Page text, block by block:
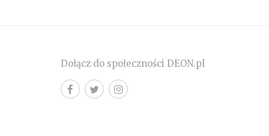
Dołącz do społeczności DEON.pl